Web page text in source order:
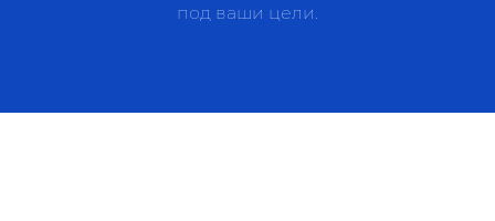
под ваши цели.